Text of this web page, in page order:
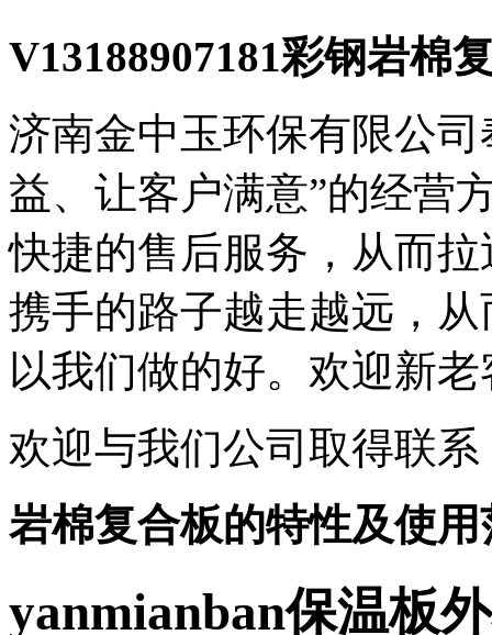
V13188907181彩钢岩棉
济南金中玉环保有限公司
益、让客户满意”的经营
快捷的售后服务，从而
携手的路子越走越远，
以我们做的好。欢迎新
欢迎与我们公司取得联
岩棉复合板的特性及使用
yanmianban保温板